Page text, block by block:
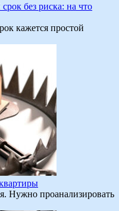
без риска: на что
кажется простой
Нужно проанализировать